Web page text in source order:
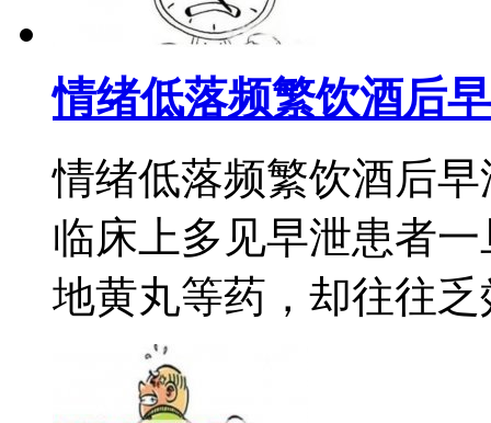
情绪低落频繁饮酒后
情绪低落频繁饮酒后
临床上多见早泄患者
地黄丸等药，却往往